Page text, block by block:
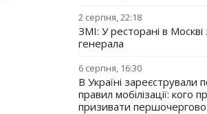
2 серпня, 22:18
ЗМІ: У ресторані в
генерала
6 серпня, 16:30
В Україні зареєстрували
правил мобілізації: кого
призивати першочергово